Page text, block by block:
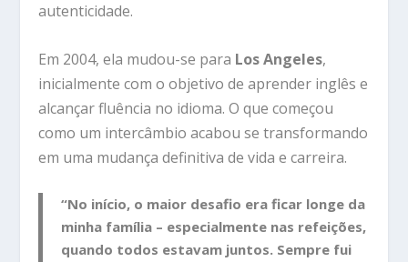
autenticidade.
Em 2004, ela mudou-se para Los Angeles,
inicialmente com o objetivo de aprender inglês e
alcançar fluência no idioma. O que começou
como um intercâmbio acabou se transformando
em uma mudança definitiva de vida e carreira.
“No início, o maior desafio era ficar longe da
minha família – especialmente nas refeições,
quando todos estavam juntos. Sempre fui